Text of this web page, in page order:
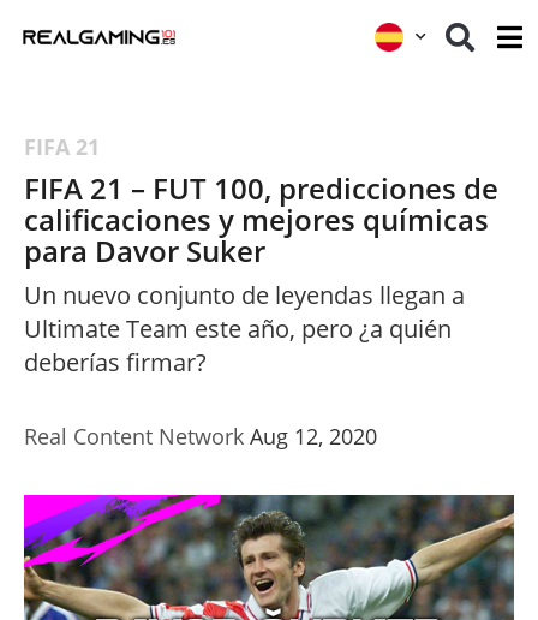
FIFA 21
FIFA 21 – FUT 100, predicciones de
calificaciones y mejores químicas
para Davor Suker
Un nuevo conjunto de leyendas llegan a
Ultimate Team este año, pero ¿a quién
deberías firmar?
Real Content Network Aug 12, 2020